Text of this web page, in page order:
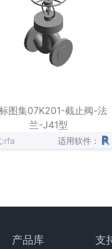
图集07K201-截止阀-法
兰-J41型
:rfa 适用软件：
产品库 支